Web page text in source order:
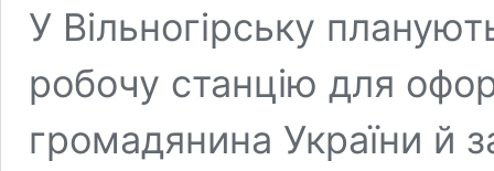
У Вільногірську
робочу станцію для
громадянина України й